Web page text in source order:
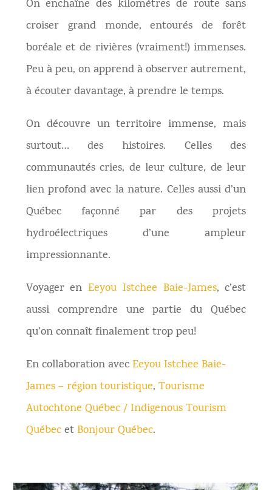
On enchaîne des kilomètres de route sans
croiser grand monde, entourés de forêt
boréale et de rivières (vraiment!) immenses.
Peu à peu, on apprend à observer autrement,
à écouter davantage, à prendre le temps.
On découvre un territoire immense, mais
surtout… des histoires. Celles des
communautés cries, de leur culture, de leur
lien profond avec la nature. Celles aussi d’un
Québec façonné par des projets
hydroélectriques d’une ampleur
impressionnante.
Voyager enEeyou Istchee Baie-James, c’est
aussi comprendre une partie du Québec
qu’on connaît finalement trop peu!
En collaboration avec Eeyou Istchee Baie-
James – région touristique, Tourisme
Autochtone Québec / Indigenous Tourism
Québecet Bonjour Québec.